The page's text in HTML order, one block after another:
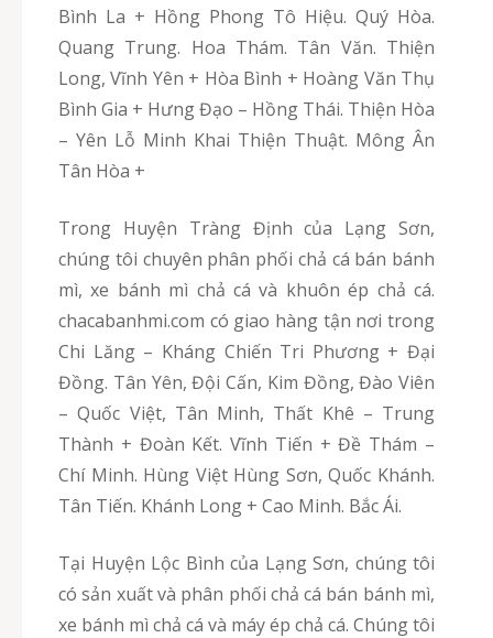
Bình La + Hồng Phong Tô Hiệu. Quý Hòa.
Quang Trung. Hoa Thám. Tân Văn. Thiện
Long, Vĩnh Yên + Hòa Bình + Hoàng Văn Thụ
Bình Gia + Hưng Đạo – Hồng Thái. Thiện Hòa
– Yên Lỗ Minh Khai Thiện Thuật. Mông Ân
Tân Hòa +
Trong Huyện Tràng Định của Lạng Sơn,
chúng tôi chuyên phân phối chả cá bán bánh
mì, xe bánh mì chả cá và khuôn ép chả cá.
chacabanhmi.com có giao hàng tận nơi trong
Chi Lăng – Kháng Chiến Tri Phương + Đại
Đồng. Tân Yên, Đội Cấn, Kim Đồng, Đào Viên
– Quốc Việt, Tân Minh, Thất Khê – Trung
Thành + Đoàn Kết. Vĩnh Tiến + Đề Thám –
Chí Minh. Hùng Việt Hùng Sơn, Quốc Khánh.
Tân Tiến. Khánh Long + Cao Minh. Bắc Ái.
Tại Huyện Lộc Bình của Lạng Sơn, chúng tôi
có sản xuất và phân phối chả cá bán bánh mì,
xe bánh mì chả cá và máy ép chả cá. Chúng tôi